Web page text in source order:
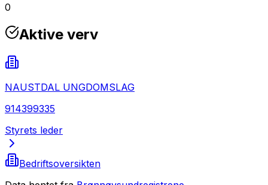
0
Aktive verv
NAUSTDAL UNGDOMSLAG
914399335
Styrets leder
Bedriftsoversikten